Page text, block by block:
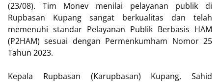
(23/08). Tim Monev menilai pelayanan publik di
Rupbasan Kupang sangat berkualitas dan telah
memenuhi standar Pelayanan Publik Berbasis HAM
(P2HAM) sesuai dengan Permenkumham Nomor 25
Tahun 2023.
Kepala Rupbasan (Karupbasan) Kupang, Sahid